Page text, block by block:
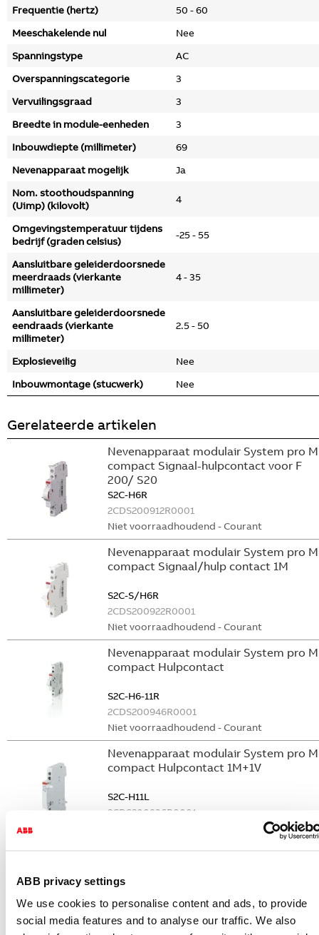
ABB privacy settings
We use cookies to personalise content and ads, to provide
social media features and to analyse our traffic. We also
Frequentie (hertz)
50 - 60
Meeschakelende nul
Nee
Spanningstype
AC
Overspanningscategorie
3
Vervuilingsgraad
3
Breedte in module-eenheden
3
Inbouwdiepte (millimeter)
69
Nevenapparaat mogelijk
Ja
Nom. stoothoudspanning
(Uimp) (kilovolt)
4
Omgevingstemperatuur tijdens
bedrijf (graden celsius)
-25 - 55
Aansluitbare geleiderdoorsnede
meerdraads (vierkante
millimeter)
4 - 35
Aansluitbare geleiderdoorsnede
eendraads (vierkante
millimeter)
2.5 - 50
Explosieveilig
Nee
Inbouwmontage (stucwerk)
Nee
Gerelateerde artikelen
Nevenapparaat modulair System pro M
compact Signaal-hulpcontact voor F
200/ S20
S2C-H6R
2CDS200912R0001
Niet voorraadhoudend - Courant
Nevenapparaat modulair System pro M
compact Signaal/hulp contact 1M
S2C-S/H6R
2CDS200922R0001
Niet voorraadhoudend - Courant
Nevenapparaat modulair System pro M
compact Hulpcontact
S2C-H6-11R
2CDS200946R0001
Niet voorraadhoudend - Courant
Nevenapparaat modulair System pro M
compact Hulpcontact 1M+1V
S2C-H11L
2CDS200936R0001
2NO
S2C-H6-20R
2CDS200946R0002
Niet voorraadhoudend - Courant